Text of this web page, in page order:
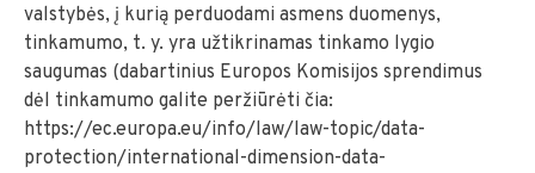
valstybės, į kurią perduodami asmens duomenys,
tinkamumo, t. y. yra užtikrinamas tinkamo lygio
saugumas (dabartinius Europos Komisijos sprendimus
dėl tinkamumo galite peržiūrėti čia:
https://ec.europa.eu/info/law/law-topic/data-
protection/international-dimension-data-